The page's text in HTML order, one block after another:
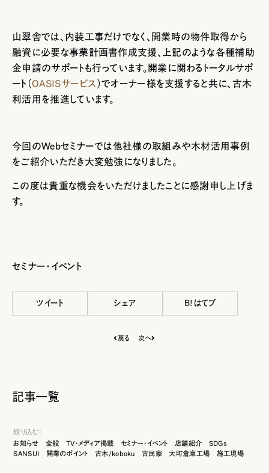
山翠舎では、内装工事だけでなく、開業時の物件取得から
融資に必要な事業計画書作成支援、上記のような各種補助
金申請のサポートも行っています。開業に関わるトータルサポ
ート（OASISサービス ）でオーナー様を支援すると共に、古木
利活用を推進しています。
今回のWebセミナーでは他社様の取組みや木材活用事例
をご紹介いただき大変勉強になりました。
この度は貴重な機会をいただけましたことに感謝申し上げま
す。
セミナー・イベント
ツイート シェア B!はてブ
戻る 次へ
記事一覧
絞り込む：
お知らせ
全般 TV・メディア掲載 セミナー・イベント 店舗紹介
SDGs
SANSUI
開業のポイント 古木/koboku 古民家 大町倉庫工場 施工現場